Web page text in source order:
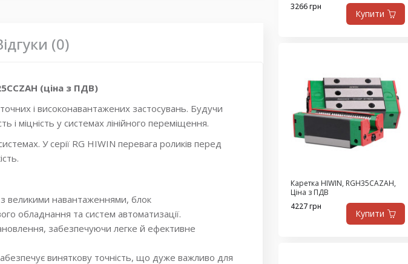
(0)
(ціна з ПДВ)
і високонавантажених застосувань. Будучи
і міцність у системах лінійного переміщення.
У серії RG HIWIN перевага роликів перед
великими навантаженнями, блок
обладнання та систем автоматизації.
забезпечуючи легке й ефективне
виняткову точність, що дуже важливо для
3266 грн
Купити
Каретка HIWIN, RGH35CAZAH,
Ціна з ПДВ
4227 грн
Купити